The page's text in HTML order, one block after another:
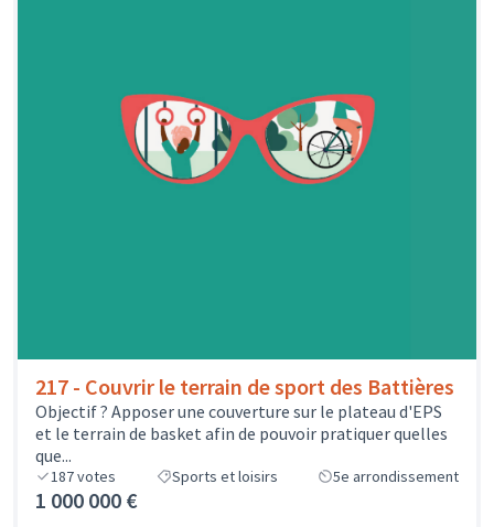
217 - Couvrir le terrain de sport des Battières
Objectif ? Apposer une couverture sur le plateau d'EPS
et le terrain de basket afin de pouvoir pratiquer quelles
que...
187votes Sports et loisirs 5e arrondissement
1 000 000 €